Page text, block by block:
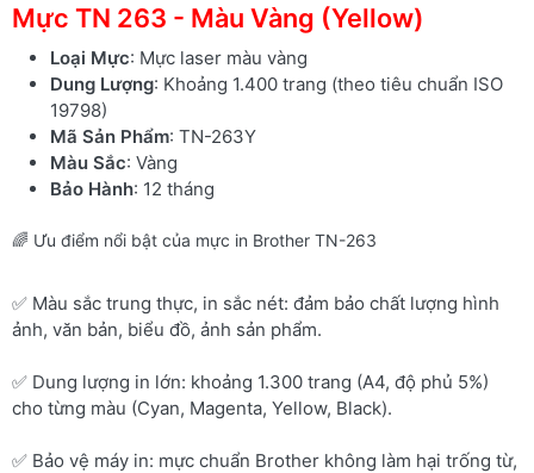
Mực TN 263 - Màu Vàng (Yellow)
Loại Mực: Mực laser màu vàng
Dung Lượng: Khoảng 1.400 trang (theo tiêu chuẩn ISO
19798)
Mã Sản Phẩm: TN-263Y
Màu Sắc: Vàng
Bảo Hành: 12 tháng
🌈 Ưu điểm nổi bật của mực in Brother TN-263
✅ Màu sắc trung thực, in sắc nét: đảm bảo chất lượng hình
ảnh, văn bản, biểu đồ, ảnh sản phẩm.
✅ Dung lượng in lớn: khoảng 1.300 trang (A4, độ phủ 5%)
cho từng màu (Cyan, Magenta, Yellow, Black).
✅ Bảo vệ máy in: mực chuẩn Brother không làm hại trống từ,